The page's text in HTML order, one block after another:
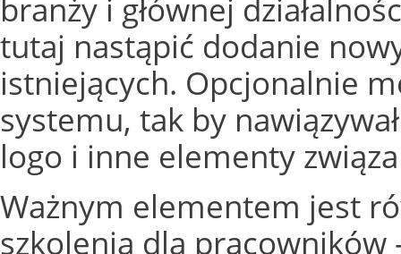
branży i głównej
tutaj nastąpić dodanie
istniejących. Opcjonalnie
systemu, tak by
logo i inne elementy
Ważnym elementem jest
szkolenia dla